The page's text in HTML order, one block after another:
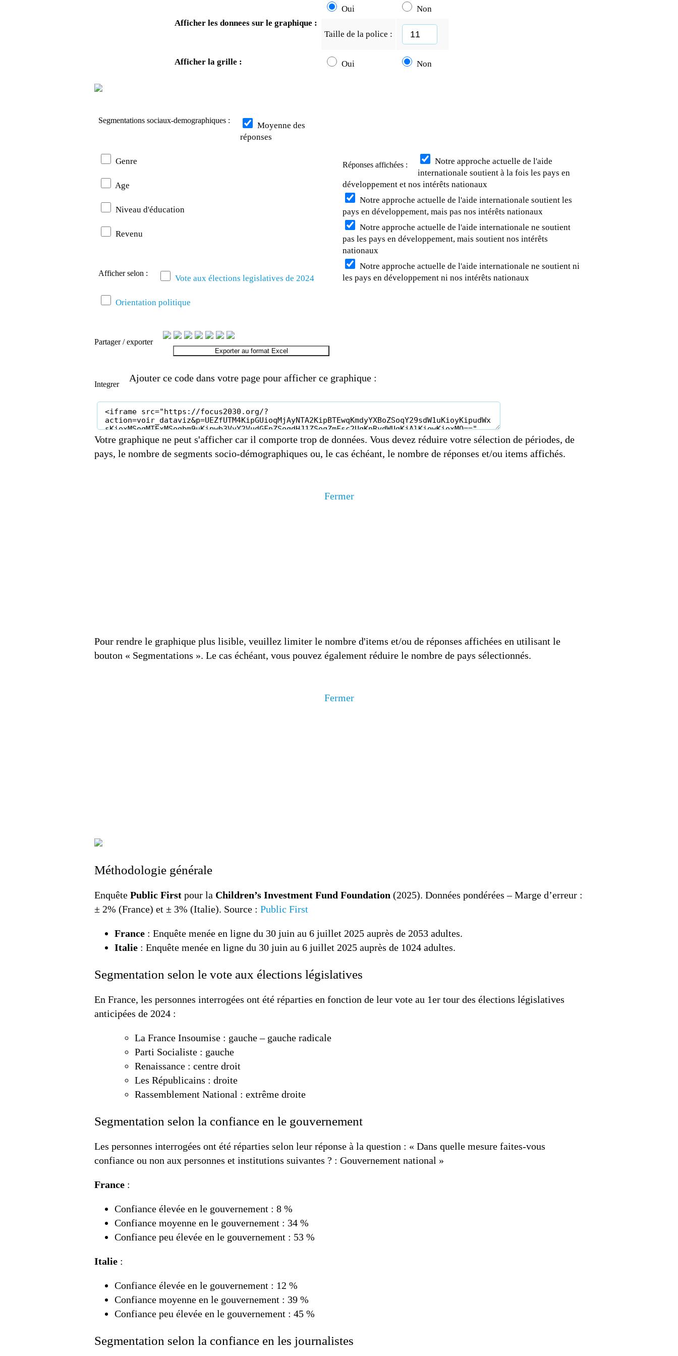
Afficher les donnees sur le graphique :
Oui Non
Taille de la police :
Afficher la grille : Oui Non
Segmentations sociaux-demographiques :
Moyenne des
réponses
Genre
Age
Niveau d'éducation
Revenu
Afficher selon :
Vote aux élections legislatives de 2024
Orientation politique
Réponses affichées :
Notre approche actuelle de l'aide
internationale soutient à la fois les pays en
développement et nos intérêts nationaux
Notre approche actuelle de l'aide internationale soutient les
pays en développement, mais pas nos intérêts nationaux
Notre approche actuelle de l'aide internationale ne soutient
pas les pays en développement, mais soutient nos intérêts
nationaux
Notre approche actuelle de l'aide internationale ne soutient ni
les pays en développement ni nos intérêts nationaux
Partager / exporter
Exporter au format Excel
Integrer
Ajouter ce code dans votre page pour afficher ce graphique :
Votre graphique ne peut s'afficher car il comporte trop de données. Vous devez réduire votre sélection de périodes, de
pays, le nombre de segments socio-démographiques ou, le cas échéant, le nombre de réponses et/ou items affichés.
Fermer
Pour rendre le graphique plus lisible, veuillez limiter le nombre d'items et/ou de réponses affichées en utilisant le
bouton « Segmentations ». Le cas échéant, vous pouvez également réduire le nombre de pays sélectionnés.
Fermer
Méthodologie générale
Enquête Public First pour la Children’s Investment Fund Foundation (2025). Données pondérées – Marge d’erreur :
± 2% (France) et ± 3% (Italie). Source : Public First
France : Enquête menée en ligne du 30 juin au 6 juillet 2025 auprès de 2053 adultes.
Italie : Enquête menée en ligne du 30 juin au 6 juillet 2025 auprès de 1024 adultes.
Segmentation selon le vote aux élections législatives
En France, les personnes interrogées ont été réparties en fonction de leur vote au 1er tour des élections législatives
anticipées de 2024 :
La France Insoumise : gauche – gauche radicale
Parti Socialiste : gauche
Renaissance : centre droit
Les Républicains : droite
Rassemblement National : extrême droite
Segmentation selon la confiance en le gouvernement
Les personnes interrogées ont été réparties selon leur réponse à la question : « Dans quelle mesure faites-vous
confiance ou non aux personnes et institutions suivantes ? : Gouvernement national »
France :
Confiance élevée en le gouvernement : 8 %
Confiance moyenne en le gouvernement : 34 %
Confiance peu élevée en le gouvernement : 53 %
Italie :
Confiance élevée en le gouvernement : 12 %
Confiance moyenne en le gouvernement : 39 %
Confiance peu élevée en le gouvernement : 45 %
Segmentation selon la confiance en les journalistes